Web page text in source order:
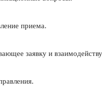
приема.
заявку и